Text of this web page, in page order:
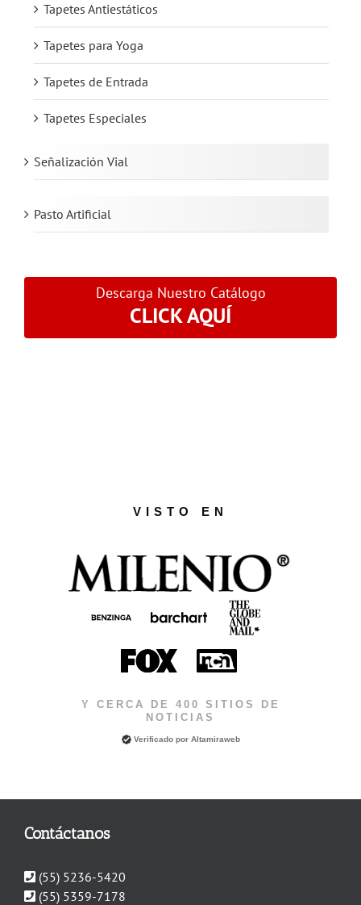
Tapetes Antiestáticos
Tapetes para Yoga
Tapetes de Entrada
Tapetes Especiales
Señalización Vial
Pasto Artificial
Descarga Nuestro Catálogo
CLICK AQUÍ
VISTO EN
Y CERCA DE 400 SITIOS DE
NOTICIAS
Verificado por Altamiraweb
Contáctanos
(55) 5236-5420
(55) 5359-7178